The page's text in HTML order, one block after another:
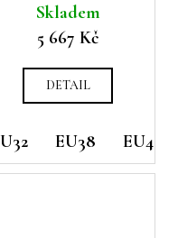
EU42
Addison
Skladem
5 667 Kč
DETAIL
EU38 EU42